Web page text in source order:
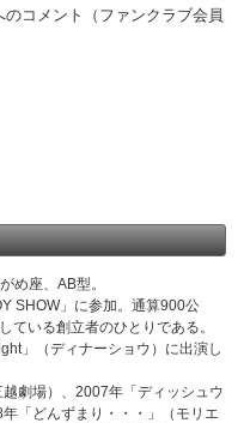
コメント（ファンクラブ会員
め座、AB型。
SHOW」に参加。通算900公
ている創立者のひとりである。
」（ディナーショウ）に出演し
劇場）、2007年「ディッシュウ
「どんずまり・・・」（モリエ